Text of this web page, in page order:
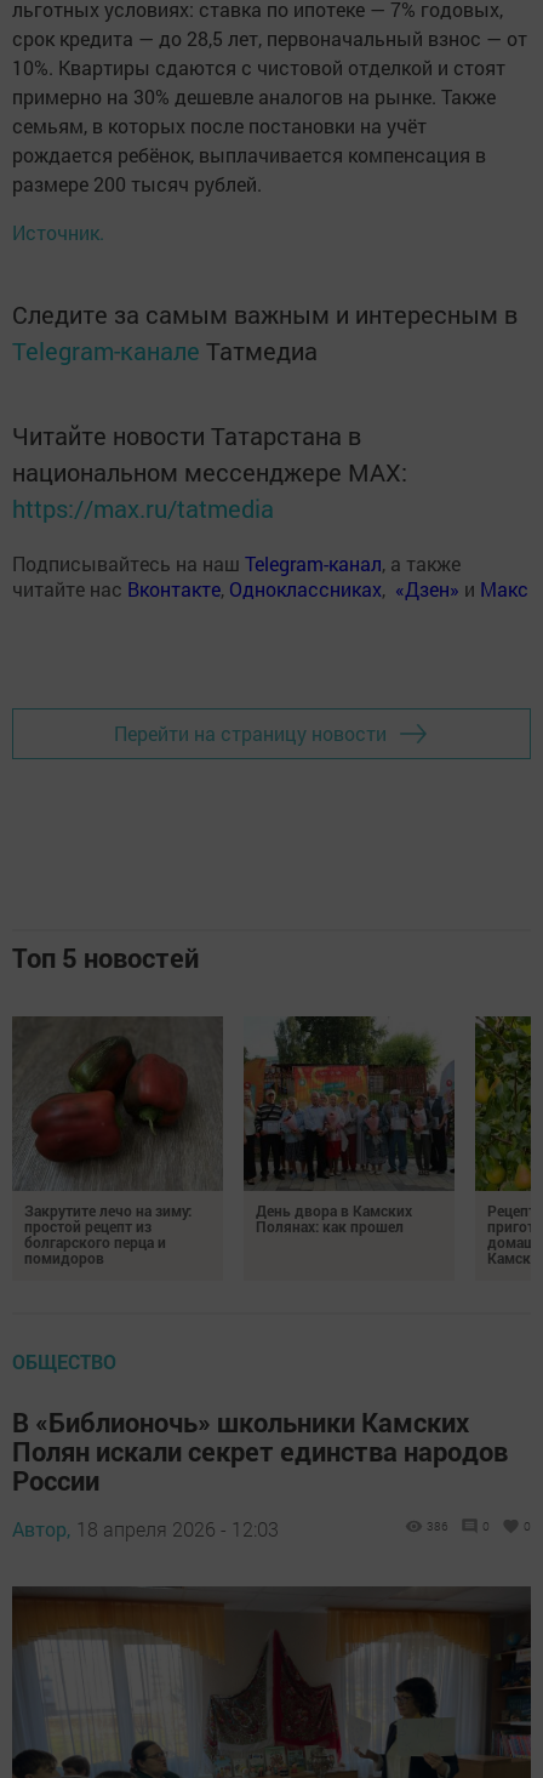
льготных условиях: ставка по ипотеке — 7% годовых,
срок кредита — до 28,5 лет, первоначальный взнос — от
10%. Квартиры сдаются с чистовой отделкой и стоят
примерно на 30% дешевле аналогов на рынке. Также
семьям, в которых после постановки на учёт
рождается ребёнок, выплачивается компенсация в
размере 200 тысяч рублей.
Источник.
Следите за самым важным и интересным в
Telegram-канале Татмедиа
Читайте новости Татарстана в
национальном мессенджере MАХ:
https://max.ru/tatmedia
Подписывайтесь на наш Telegram-канал, а также
читайте нас Вконтакте, Одноклассниках, «Дзен» и Макс
Перейти на страницу новости
Топ 5 новостей
Закрутите лечо на зиму:
простой рецепт из
болгарского перца и
помидоров
День двора в Камских
Полянах: как прошел
ОБЩЕСТВО
В «Библионочь» школьники Камских
Полян искали секрет единства народов
России
Автор, 18 апреля 2026 - 12:03 386 0 0